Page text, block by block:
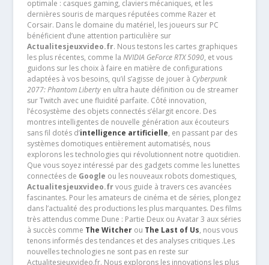
optimale : casques gaming, claviers mécaniques, et les
dernières souris de marques réputées comme Razer et
Corsair. Dans le domaine du matériel, les joueurs sur PC
bénéficient d’une attention particulière sur
Actualitesjeuxvideo.fr. Nous testons les cartes graphiques
les plus récentes, comme la NVIDIA GeForce RTX 5090, et vous
guidons sur les choix à faire en matière de configurations
adaptées à vos besoins, qu’il s’agisse de jouer à Cyberpunk
2077: Phantom Libertyen ultra haute définition ou de streamer
sur Twitch avec une fluidité parfaite. Côté innovation,
l’écosystème des objets connectés s’élargit encore. Des
montres intelligentes de nouvelle génération aux écouteurs
sans fil dotés d’intelligence artificielle, en passant par des
systèmes domotiques entièrement automatisés, nous
explorons les technologies qui révolutionnent notre quotidien.
Que vous soyez intéressé par des gadgets comme les lunettes
connectées de Google ou les nouveaux robots domestiques,
Actualitesjeuxvideo.frvous guide à travers ces avancées
fascinantes. Pour les amateurs de cinéma et de séries, plongez
dans l’actualité des productions les plus marquantes. Des films
très attendus comme Dune : Partie Deux ou Avatar 3 aux séries
à succès comme The Witcherou The Last of Us, nous vous
tenons informés des tendances et des analyses critiques .Les
nouvelles technologies ne sont pas en reste sur
Actualitesjeuxvideo.fr. Nous explorons les innovations les plus